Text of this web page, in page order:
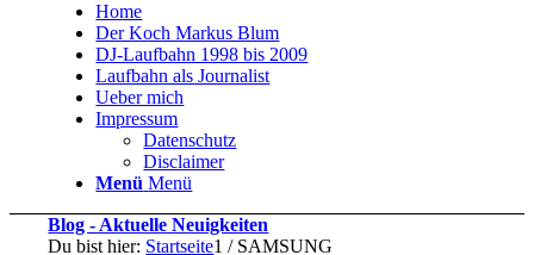
Home
Der Koch Markus Blum
DJ-Laufbahn 1998 bis 2009
Laufbahn als Journalist
Ueber mich
Impressum
Datenschutz
Disclaimer
Menü Menü
Blog - Aktuelle Neuigkeiten
Du bist hier: Startseite1 / SAMSUNG